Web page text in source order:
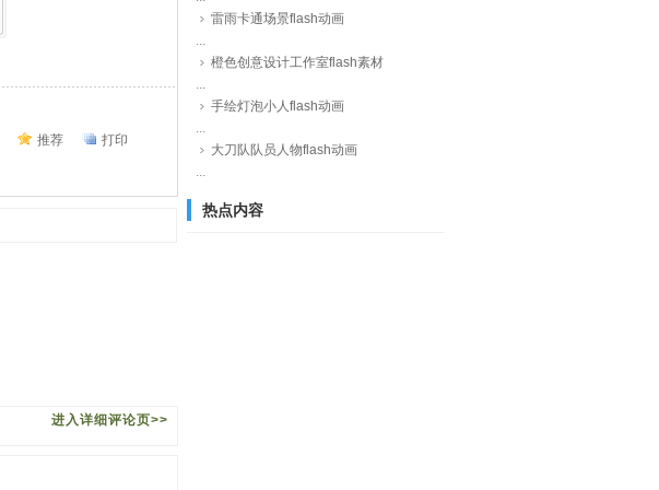
推荐 打印
进入详细评论页>>
雷雨卡通场景flash动画
...
橙色创意设计工作室flash素材
...
手绘灯泡小人flash动画
...
大刀队队员人物flash动画
...
热点内容